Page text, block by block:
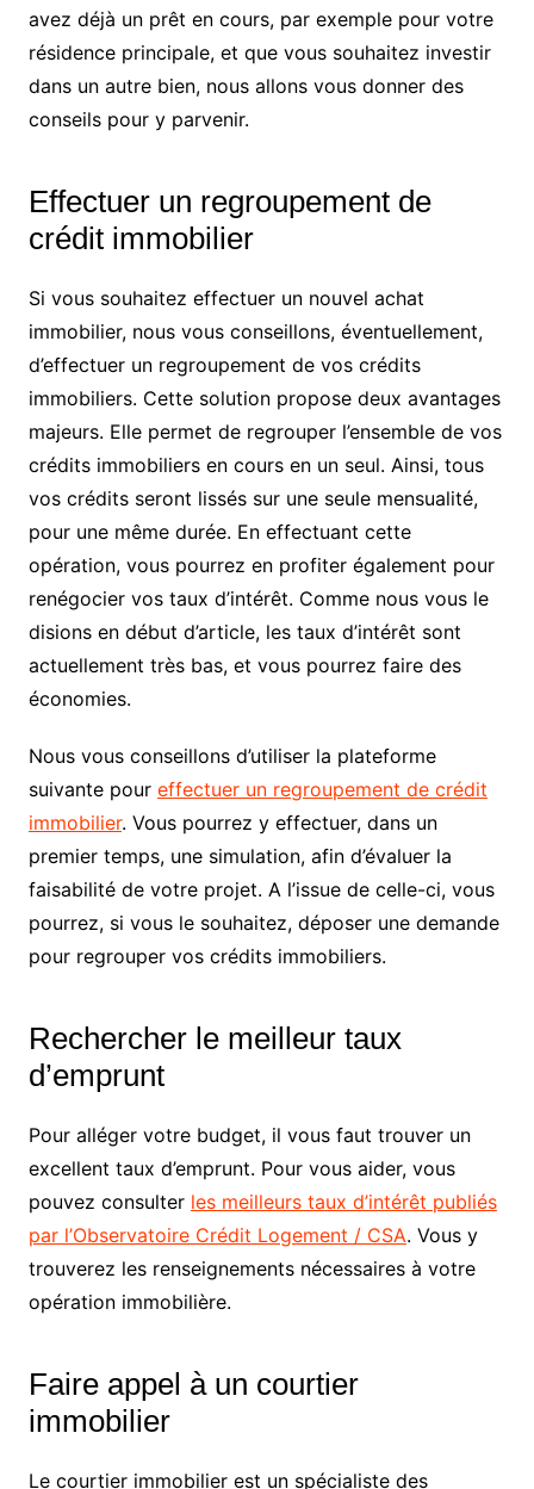
avez déjà un prêt en cours, par exemple pour votre
résidence principale, et que vous souhaitez investir
dans un autre bien, nous allons vous donner des
conseils pour y parvenir.
Effectuer un regroupement de
crédit immobilier
Si vous souhaitez effectuer un nouvel achat
immobilier, nous vous conseillons, éventuellement,
d’effectuer un regroupement de vos crédits
immobiliers. Cette solution propose deux avantages
majeurs. Elle permet de regrouper l’ensemble de vos
crédits immobiliers en cours en un seul. Ainsi, tous
vos crédits seront lissés sur une seule mensualité,
pour une même durée. En effectuant cette
opération, vous pourrez en profiter également pour
renégocier vos taux d’intérêt. Comme nous vous le
disions en début d’article, les taux d’intérêt sont
actuellement très bas, et vous pourrez faire des
économies.
Nous vous conseillons d’utiliser la plateforme
suivante pour effectuer un regroupement de crédit
immobilier. Vous pourrez y effectuer, dans un
premier temps, une simulation, afin d’évaluer la
faisabilité de votre projet. A l’issue de celle-ci, vous
pourrez, si vous le souhaitez, déposer une demande
pour regrouper vos crédits immobiliers.
Rechercher le meilleur taux
d’emprunt
Pour alléger votre budget, il vous faut trouver un
excellent taux d’emprunt. Pour vous aider, vous
pouvez consulter les meilleurs taux d’intérêt publiés
par l’Observatoire Crédit Logement / CSA. Vous y
trouverez les renseignements nécessaires à votre
opération immobilière.
Faire appel à un courtier
immobilier
Le courtier immobilier est un spécialiste des